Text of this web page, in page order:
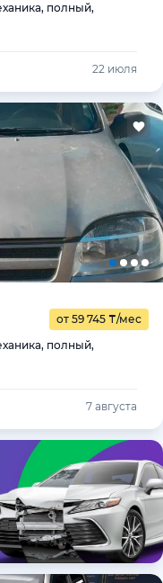
полный,
22 июля
от 59 745 ₸/мес
полный,
7 августа